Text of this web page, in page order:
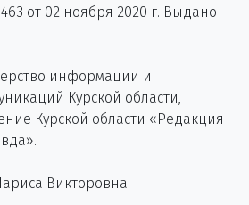
от 02 ноября 2020 г. Выдано
информации и
Курской области,
Курской области «Редакция
Викторовна.